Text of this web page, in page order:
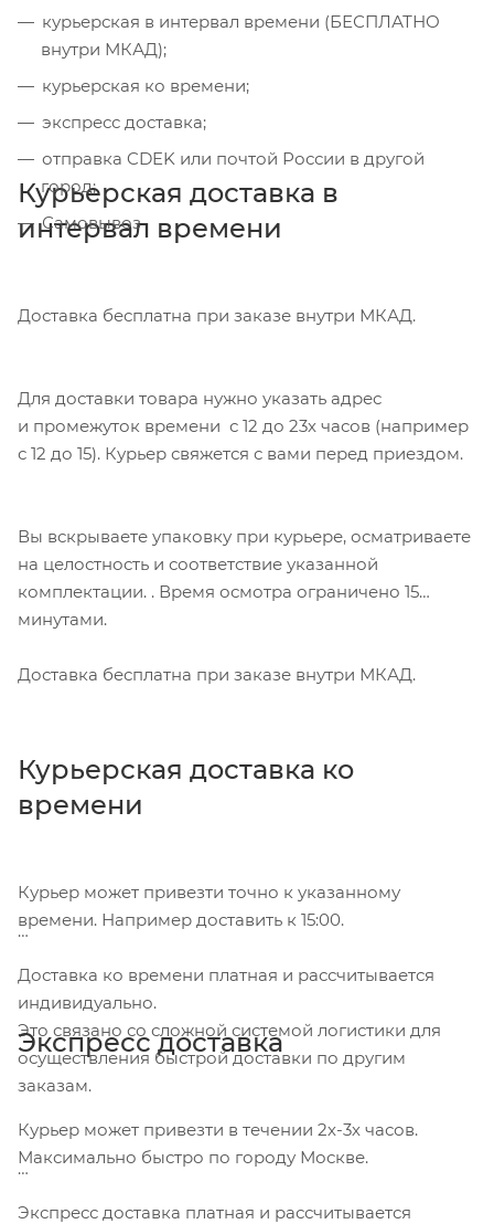
курьерская в интервал времени (БЕСПЛАТНО
внутри МКАД);
курьерская ко времени;
экспресс доставка;
отправка CDEK или почтой России в другой
город;
Самовывоз
Курьерская доставка в
интервал времени
Доставка бесплатна при заказе внутри МКАД.
Для доставки товара нужно указать адрес
и промежуток времени с 12 до 23х часов (например
с 12 до 15). Курьер свяжется с вами перед приездом.
Вы вскрываете упаковку при курьере, осматриваете
на целостность и соответствие указанной
комплектации. . Время осмотра ограничено 15
минутами.
Доставка бесплатна при заказе внутри МКАД.
Курьерская доставка ко
времени
Курьер может привезти точно к указанному
времени. Например доставить к 15:00.
Доставка ко времени платная и рассчитывается
индивидуально.
Это связано со сложной системой логистики для
осуществления быстрой доставки по другим
заказам.
Экспресс доставка
Курьер может привезти в течении 2х-3х часов.
Максимально быстро по городу Москве.
Экспресс доставка платная и рассчитывается